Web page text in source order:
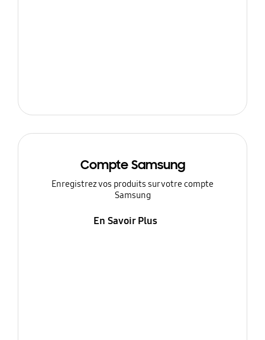
Compte Samsung
Enregistrez vos produits sur votre compte
Samsung
En Savoir Plus